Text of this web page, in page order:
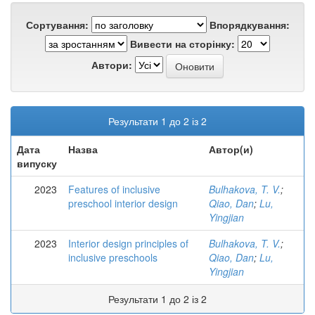
Сортування:
Впорядкування:
Вивести на сторінку:
Автори:
Результати 1 до 2 із 2
Дата
випуску
Назва Автор(и)
2023
Features of inclusive
preschool interior design
Bulhakova, T. V.;
Qiao, Dan; Lu,
Yingjian
2023
Interior design principles of
inclusive preschools
Bulhakova, T. V.;
Qiao, Dan; Lu,
Yingjian
Результати 1 до 2 із 2